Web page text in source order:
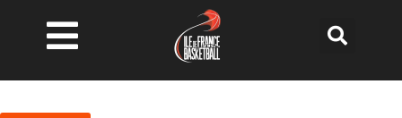
contenu